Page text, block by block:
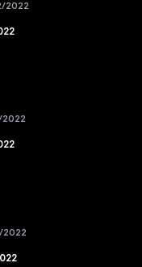
2022
2022
2022